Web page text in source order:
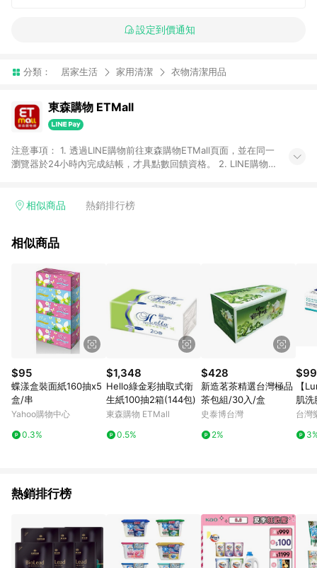
設定到價通知
分類： 居家生活 家用清潔 衣物清潔用品
東森購物 ETMall
注意事項： 1. 透過LINE購物前往東森購物ETMall頁面，並在同一
瀏覽器於24小時內完成結帳，才具點數回饋資格。 2. LINE購物
單，皆不在點數回饋範圍內。 3. 如購買以下類別商品，將無法獲
球嚴選、商城、專案商品、「草莓網」全館商品。 4. 如取消訂
回饋。 5. 點數回饋會扣除所有折扣優惠後之最終發票金額計算，
實際回饋請依LINE購物通知為主。 6. 訂單如有使用東森購物
ETMall站內之折扣優惠(包含但不限於東森幣、樂透金、東森現金
券等)，不具點數回饋資格。詳細請依東森購物ETMall之結帳頁面
顯示為準。 7. LINE購物設有「單一商品最高回饋點數」機制(特
殊活動時開放「回饋無上限」)，以同一訂單中同一商品不論件數
計算，並依訂單成立時間當下LINE購物所設定的回饋機制為準。
8. LINE購物為購物資訊整合性平台，商品資料更新會有時間差，
如顯示之商品規格、顏色、價位、贈品與東森購物ETMall銷售網
頁不符，以銷售網頁標示為準。 9. 若有贈點爭議，請務必於訂單
日期+180天以內至LINE購物客服洽詢；若超過180天(含)以上進
行申訴，恕無法贈點回饋。 10. 部分點數紅包僅限指定商品使
用，或不適用於無回饋商品。各點數紅包之適用商品與使用條件
相似商品 熱銷排行榜
相似商品
$95
蝶漾盒裝面紙160抽x5
盒/串
Yahoo購物中心
0.3%
$1,348
Hello綠金彩抽取式衛
生紙100抽2箱(144包)
東森購物 ETMall
0.5%
$428
新造茗茶精選台灣極品
茶包組/30入/盒
史泰博台灣
2%
$99
【
肌
珍珠
台灣
熱銷排行榜